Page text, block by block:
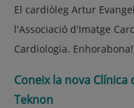
El cardiòleg Artur
l'Associació d'Imatge
Cardiologia. Enhorabona!
Coneix la nova
Teknon